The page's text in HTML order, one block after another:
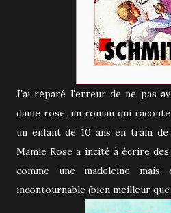
J'ai réparé l'erreur de ne pas
dame rose, un roman qui
un enfant de 10 ans en train
Mamie Rose a incité à écrire
comme une madeleine
incontournable (bien meilleur